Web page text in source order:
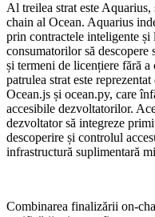
Al treilea strat este
chain al Ocean. Aquarius
prin contractele inteligente și
consumatorilor să
și termeni de licențiere fără
patrulea strat este
Ocean.js și ocean.py, care
accesibile dezvoltatorilor.
dezvoltator să integreze
descoperire și controlul
infrastructură suplimentară
Combinarea finalizării on-